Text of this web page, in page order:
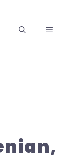
MENU